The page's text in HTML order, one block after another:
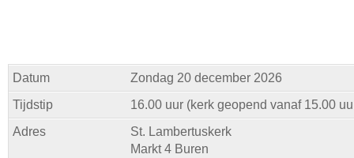
Datum
Zondag 20 december 2026
Tijdstip
16.00 uur (kerk geopend vanaf 15.00
Adres
St. Lambertuskerk
Markt 4 Buren